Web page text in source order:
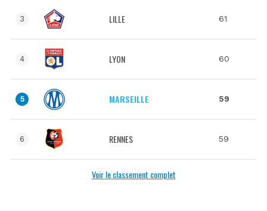
3 LILLE 61
4 LYON 60
5 MARSEILLE 59
6 RENNES 59
Voir le classement complet